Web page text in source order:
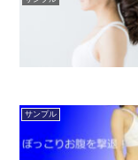
サンプル